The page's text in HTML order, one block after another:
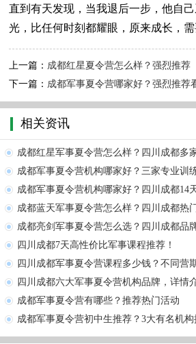
直到有天发现，当我退后一步，他自
光，比任何时刻都耀眼，原来成长，
上一篇： 成都红星夏令营怎么样？强烈推荐
下一篇： 成都军事夏令营哪家好？强烈推荐
相关资讯
成都红星军事夏令营怎么样？四川成都多
成都军事夏令营机构哪家好？三家专业训
成都军事夏令营机构哪家好？四川成都14
成都蓝天军事夏令营怎么样？四川成都热
成都亮剑军事夏令营怎么选？四川成都品
四川成都7天高性价比军事课程推荐！
四川成都军事夏令营课程多少钱？不同营
四川成都六大军事夏令营机构品牌，详情
成都军事夏令营有哪些？推荐热门活动
成都军事夏令营初中生推荐？3大有名机构